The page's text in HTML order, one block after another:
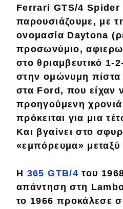
Κόσμος
Τεχνολογία
Ασφάλεια
Αγορά
Απόψεις
Test Drive
Δοκιμή
Συγκρίνουμε
Ferrari GTS/4
παρουσιάζουμε, με
ονομασία Daytona
προσωνύμιο,
στο θριαμβευτικό 1-
στην ομώνυμη πίστα
στα Ford, που είχαν
προηγούμενη
πρόκειται για μια
Και βγαίνει στο
«εμπόρευμα»
Η 365 GTB/4 του
απάντηση στη
το 1966 προκάλεσε